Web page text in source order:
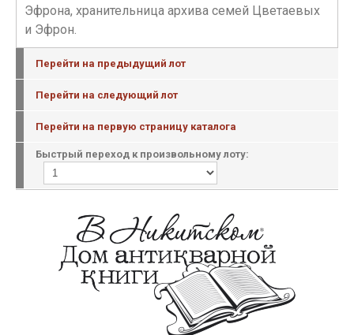
Эфрона, хранительница архива семей Цветаевых
и Эфрон.
Перейти на предыдущий лот
Перейти на следующий лот
Перейти на первую страницу каталога
Быстрый переход к произвольному лоту: